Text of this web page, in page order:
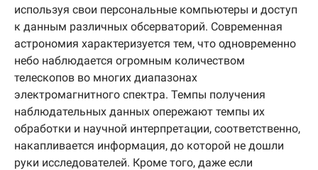
используя свои персональные компьютеры и доступ
к данным различных обсерваторий. Современная
астрономия характеризуется тем, что одновременно
небо наблюдается огромным количеством
телескопов во многих диапазонах
электромагнитного спектра. Темпы получения
наблюдательных данных опережают темпы их
обработки и научной интерпретации, соответственно,
накапливается информация, до которой не дошли
руки исследователей. Кроме того, даже если